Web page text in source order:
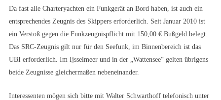
Da fast alle Charteryachten ein Funkgerät an Bord haben, ist auch ein
entsprechendes Zeugnis des Skippers erforderlich. Seit Januar 2010 ist
ein Verstoß gegen die Funkzeugnispflicht mit 150,00 € Bußgeld belegt.
Das SRC-Zeugnis gilt nur für den Seefunk, im Binnenbereich ist das
UBI erforderlich. Im Ijsselmeer und in der „Wattensee“ gelten übrigens
beide Zeugnisse gleichermaßen nebeneinander.
Interessenten mögen sich bitte mit Walter Schwarthoff telefonisch unter